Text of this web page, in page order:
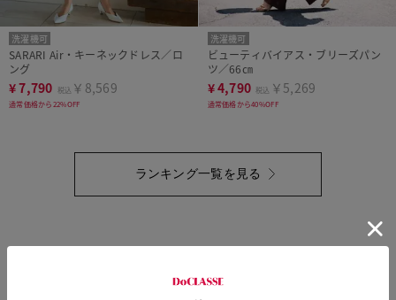
洗濯機可
SARARI Air・キーネックドレス／ロ
ング
¥7,790 税込 ￥8,569
通常価格から22%OFF
洗濯機可
ビューティバイアス・ブリーズパン
ツ／66㎝
¥4,790 税込 ￥5,269
通常価格から40%OFF
ランキング一覧を見る